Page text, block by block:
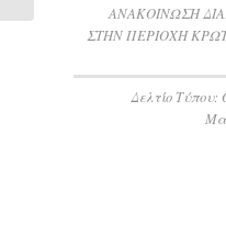
AΝΑΚΟΙΝΩΣΗ
ΣΤΗΝ ΠΕΡΙΟΧΗ
Δελτίο